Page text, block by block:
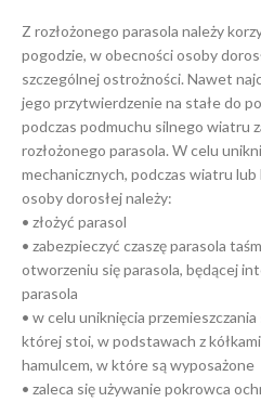
Z rozłożonego parasola należy
pogodzie, w obecności osoby
szczególnej ostrożności. Nawet
jego przytwierdzenie na stałe do
podczas podmuchu silnego wiatru
rozłożonego parasola. W celu
mechanicznych, podczas wiatru
osoby dorosłej należy:
• złożyć parasol
• zabezpieczyć czaszę parasola
otworzeniu się parasola, będącej
parasola
• w celu uniknięcia
której stoi, w podstawach z
hamulcem, w które są wyposażone
• zaleca się używanie pokrowca